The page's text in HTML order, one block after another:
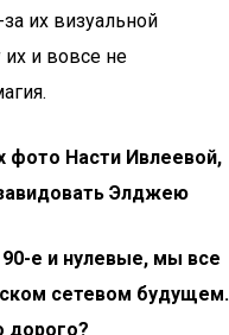
их визуальной
их и вовсе не
фото Насти Ивлеевой,
Элджею
е и нулевые, мы все
сетевом будущем.
дорого?